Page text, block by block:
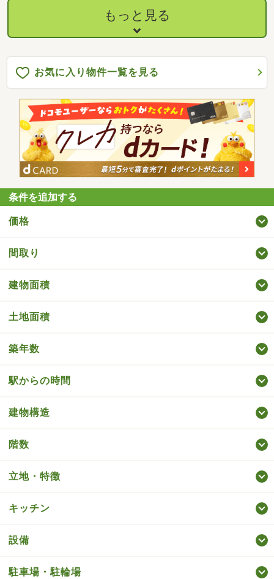
もっと見る
お気に入り物件一覧を見る
条件を追加する
価格
間取り
建物面積
土地面積
築年数
駅からの時間
建物構造
階数
立地・特徴
キッチン
設備
駐車場・駐輪場